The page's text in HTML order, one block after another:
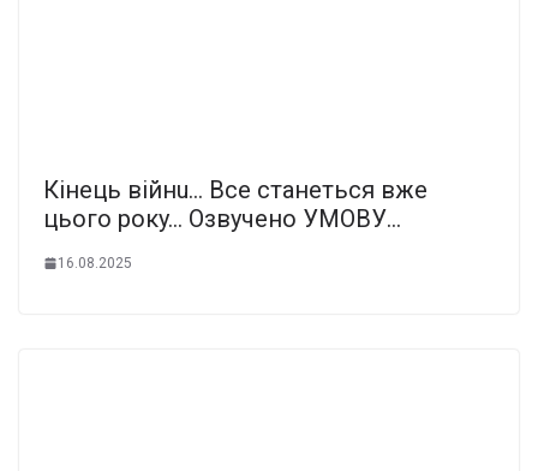
Кiнeць вiйнu… Вce cтaнeтьcя вжe
цьoгo poкy… Oзвyчeнo УМOВУ…
16.08.2025